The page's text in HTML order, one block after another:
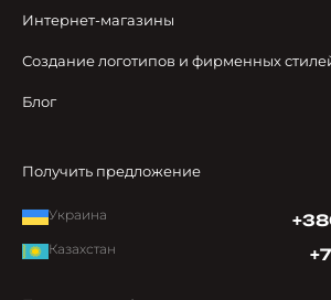
Интернет-магазины
Создание логотипов и фирменных
Блог
Получить предложение
Украина
Казахстан